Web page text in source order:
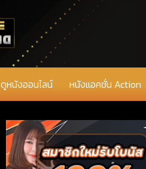
ดูหนังออนไลน์ หนังแอคชั่น Action